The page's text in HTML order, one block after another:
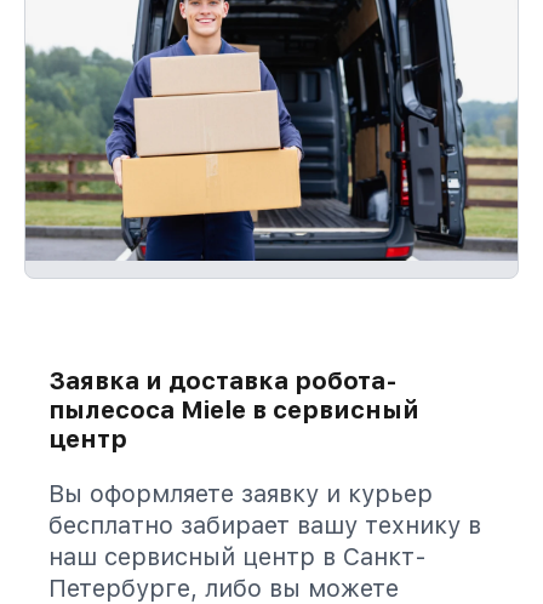
Заявка и доставка робота-
пылесоса Miele в сервисный
центр
Вы оформляете заявку и курьер
бесплатно забирает вашу технику в
наш сервисный центр в Санкт-
Петербурге, либо вы можете